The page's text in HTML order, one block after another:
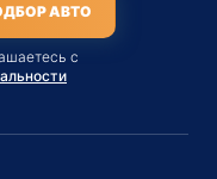
АВТО
с